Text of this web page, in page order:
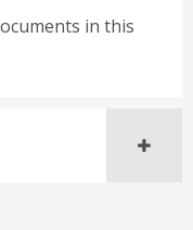
in this